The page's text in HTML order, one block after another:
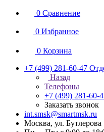
0 Сравнение
0 Избранное
0 Корзина
+7 (499) 281-60-47
Назад
Телефоны
+7 (499) 281-60-
Заказать звонок
int.smsk@smartmsk.ru
Москва, ул.